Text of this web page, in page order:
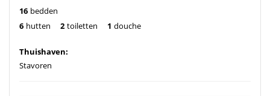
16 bedden
6 hutten 2 toiletten 1 douche
Thuishaven:
Stavoren